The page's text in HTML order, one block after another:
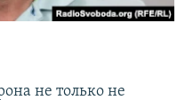
не только не